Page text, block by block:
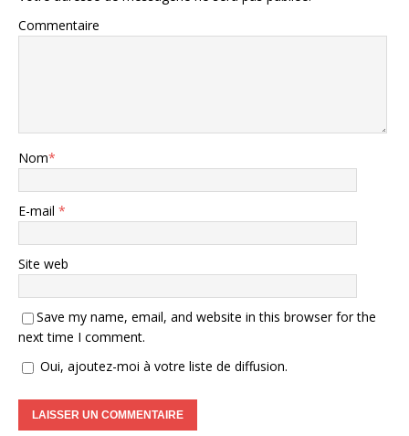
Commentaire
Nom*
E-mail *
Site web
Save my name, email, and website in this browser for the
next time I comment.
Oui, ajoutez-moi à votre liste de diffusion.